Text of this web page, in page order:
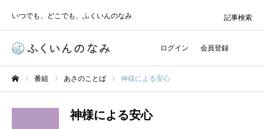
いつでも、どこでも、ふくいんのなみ
ログイン 会員登録
記事検索
番組 あさのことば 神様による安心
神様による安心